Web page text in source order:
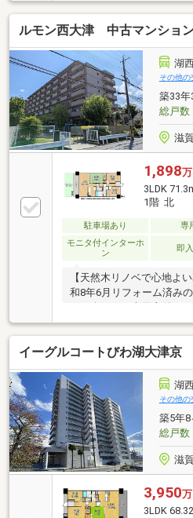
ルモン西大津 中古マンショ
湖
その他の
築33
総戸数
滋
1,898
3LDK
1階 北
駐車場あり 専
モニタ付インターホ
ン
即
【天然木リノベで心地よ
和8年6月リフォーム済み
スを確保しお部屋もすっ
イーグルコートびわ湖大津京
湖
その他の
築5年
総戸数
滋
3,950
3LDK